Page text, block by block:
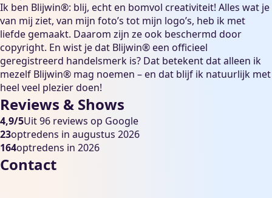
Ik ben Blijwin®: blij, echt en bomvol creativiteit! Alles wat je
van mij ziet, van mijn foto’s tot mijn logo’s, heb ik met
liefde gemaakt. Daarom zijn ze ook beschermd door
copyright. En wist je dat Blijwin® een officieel
geregistreerd handelsmerk is? Dat betekent dat alleen ik
mezelf Blijwin® mag noemen – en dat blijf ik natuurlijk met
heel veel plezier doen!
Reviews & Shows
4,9/5Uit 96 reviews op Google
23optredens in augustus 2026
164optredens in 2026
Contact